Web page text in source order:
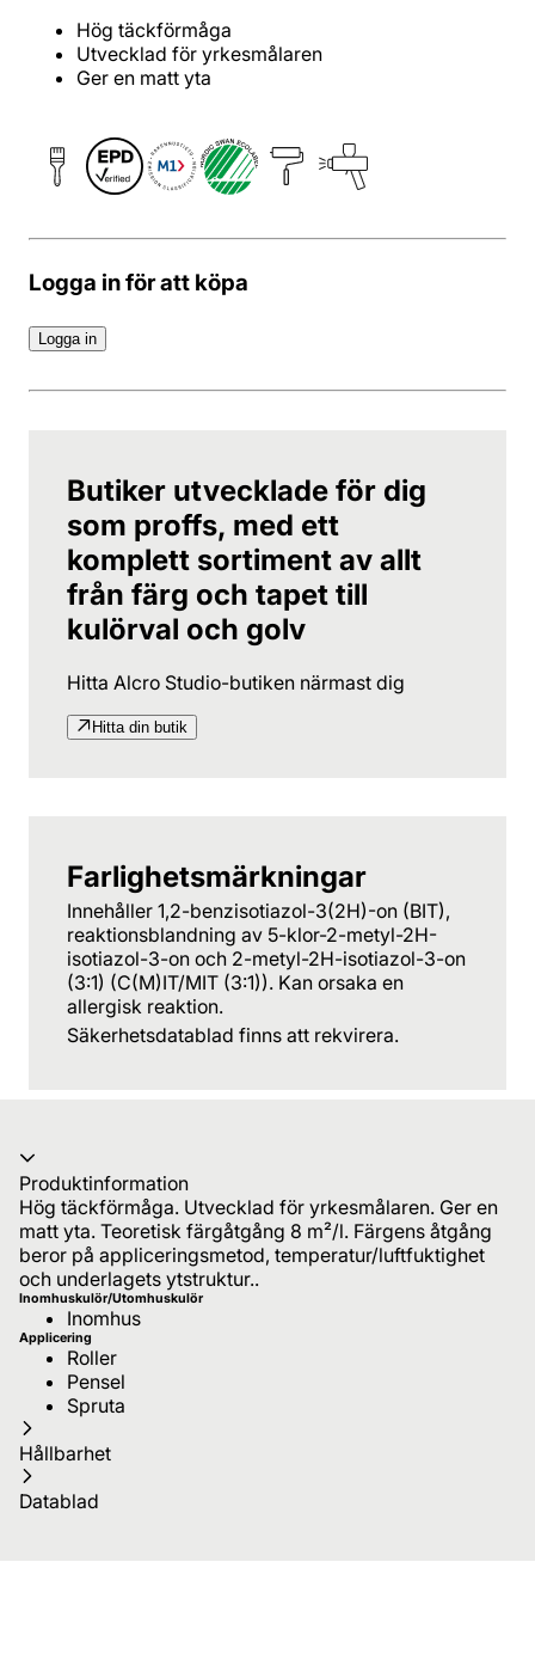
Hög täckförmåga
Utvecklad för yrkesmålaren
Ger en matt yta
Logga in för att köpa
Logga in
Butiker utvecklade för dig
som proffs, med ett
komplett sortiment av allt
från färg och tapet till
kulörval och golv
Hitta Alcro Studio-butiken närmast dig
Hitta din butik
Farlighetsmärkningar
Innehåller 1,2-benzisotiazol-3(2H)-on (BIT),
reaktionsblandning av 5-klor-2-metyl-2H-
isotiazol-3-on och 2-metyl-2H-isotiazol-3-on
(3:1) (C(M)IT/MIT (3:1)). Kan orsaka en
allergisk reaktion.
Säkerhetsdatablad finns att rekvirera.
Produktinformation
Hög täckförmåga. Utvecklad för yrkesmålaren. Ger en
matt yta. Teoretisk färgåtgång 8 m²/l. Färgens åtgång
beror på appliceringsmetod, temperatur/luftfuktighet
och underlagets ytstruktur..
Inomhuskulör/Utomhuskulör
Inomhus
Applicering
Roller
Pensel
Spruta
Hållbarhet
Datablad